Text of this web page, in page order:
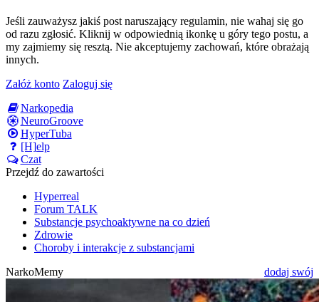
Jeśli zauważysz jakiś post naruszający regulamin, nie wahaj się go
od razu zgłosić. Kliknij w odpowiednią ikonkę u góry tego postu, a
my zajmiemy się resztą. Nie akceptujemy zachowań, które obrażają
innych.
Załóż konto Zaloguj się
Narkopedia
NeuroGroove
HyperTuba
[H]elp
Czat
Przejdź do zawartości
Hyperreal
Forum TALK
Substancje psychoaktywne na co dzień
Zdrowie
Choroby i interakcje z substancjami
NarkoMemy
dodaj swój